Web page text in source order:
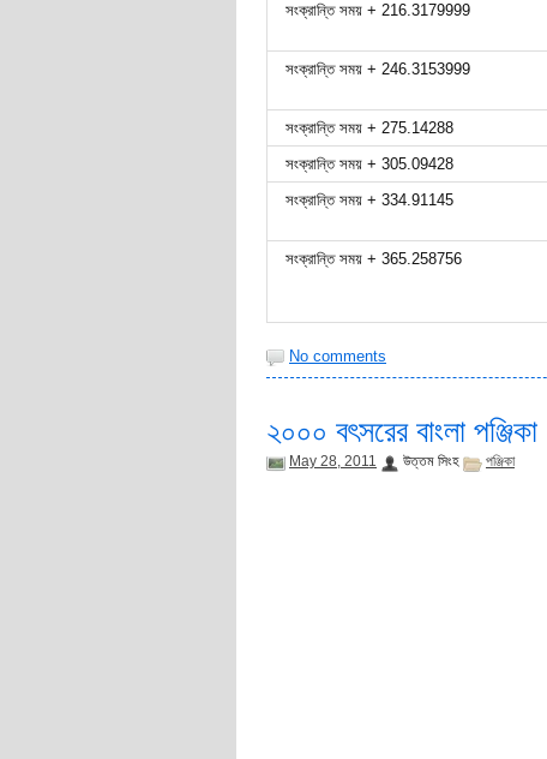
সংক্রান্তি সময় + 216.3179999
সংক্রান্তি সময় + 246.3153999
সংক্রান্তি সময় + 275.14288
সংক্রান্তি সময় + 305.09428
সংক্রান্তি সময় + 334.91145
সংক্রান্তি সময় + 365.258756
No comments
২০০০ বৎসরের বাংলা পঞ্জিকা
May 28, 2011 উত্তম সিংহ পঞ্জিকা